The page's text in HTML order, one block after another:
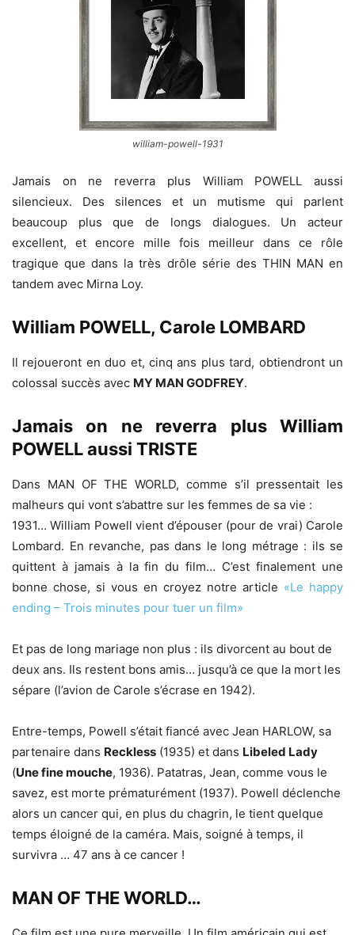
william-powell-1931
Jamais on ne reverra plus William POWELL aussi
silencieux. Des silences et un mutisme qui parlent
beaucoup plus que de longs dialogues. Un acteur
excellent, et encore mille fois meilleur dans ce rôle
tragique que dans la très drôle série des THIN MAN en
tandem avec Mirna Loy.
William POWELL, Carole LOMBARD
Il rejoueront en duo et, cinq ans plus tard, obtiendront un
colossal succès avec MY MAN GODFREY.
Jamais on ne reverra plus William
POWELL aussi TRISTE
Dans MAN OF THE WORLD, comme s’il pressentait les
malheurs qui vont s’abattre sur les femmes de sa vie :
1931… William Powell vient d’épouser (pour de vrai) Carole
Lombard. En revanche, pas dans le long métrage : ils se
quittent à jamais à la fin du film… C’est finalement une
bonne chose, si vous en croyez notre article «Le happy
ending – Trois minutes pour tuer un film»
Et pas de long mariage non plus : ils divorcent au bout de
deux ans. Ils restent bons amis… jusqu’à ce que la mort les
sépare (l’avion de Carole s’écrase en 1942).
Entre-temps, Powell s’était fiancé avec Jean HARLOW, sa
partenaire dans Reckless (1935) et dans Libeled Lady
(Une fine mouche, 1936). Patatras, Jean, comme vous le
savez, est morte prématurément (1937). Powell déclenche
alors un cancer qui, en plus du chagrin, le tient quelque
temps éloigné de la caméra. Mais, soigné à temps, il
survivra … 47 ans à ce cancer !
MAN OF THE WORLD…